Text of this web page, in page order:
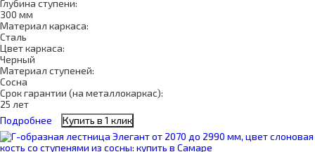
Глубина ступени:
300 мм
Материал каркаса:
Сталь
Цвет каркаса:
Черный
Материал ступеней:
Сосна
Срок гарантии (на металлокаркас):
25 лет
Подробнее
Купить в 1 клик